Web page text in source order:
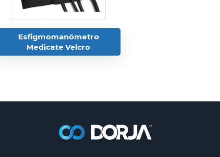
Esfigmomanômetro
Medicate Velcro